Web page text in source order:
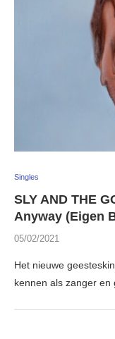
Singles
SLY AND THE
Anyway (Eigen
05/02/2021
Het nieuwe
kennen als zanger